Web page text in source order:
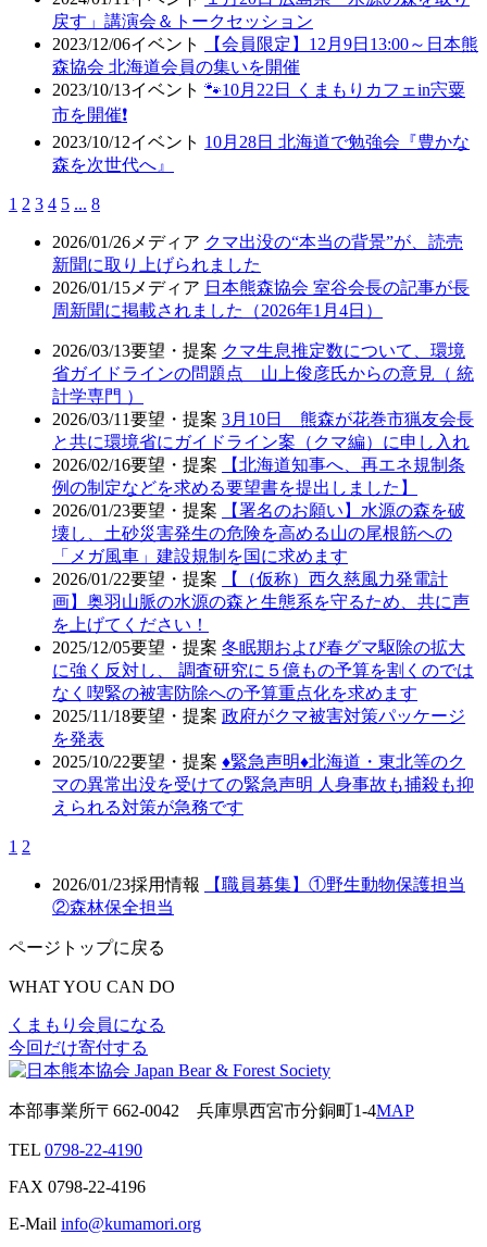
戻す」講演会＆トークセッション
2023/12/06イベント
【会員限定】12月9日13:00～日本熊
森協会 北海道会員の集いを開催
2023/10/13イベント 🐾10月22日 くまもりカフェin宍粟
市を開催❗
2023/10/12イベント 10月28日 北海道で勉強会『豊かな
森を次世代へ』
1 2 3 4 5 ... 8
2026/01/26 メディア クマ出没の“本当の背景”が、読売
新聞に取り上げられました
2026/01/15 メディア 日本熊森協会 室谷会長の記事が長
周新聞に掲載されました（2026年1月4日）
2026/03/13要望・提案 クマ生息推定数について、環境
省ガイドラインの問題点 山上俊彦氏からの意見（ 統
計学専門 ）
2026/03/11要望・提案 3月10日 熊森が花巻市猟友会長
と共に環境省にガイドライン案（クマ編）に申し入れ
2026/02/16要望・提案
【北海道知事へ、再エネ規制条
例の制定などを求める要望書を提出しました】
2026/01/23要望・提案
【署名のお願い】水源の森を破
壊し、土砂災害発生の危険を高める山の尾根筋への
「メガ風車」建設規制を国に求めます
2026/01/22要望・提案
【（仮称）西久慈風力発電計
画】奥羽山脈の水源の森と生態系を守るため、共に声
を上げてください！
2025/12/05要望・提案 冬眠期および春グマ駆除の拡大
に強く反対し、 調査研究に５億もの予算を割くのでは
なく喫緊の被害防除への予算重点化を求めます
2025/11/18要望・提案 政府がクマ被害対策パッケージ
を発表
2025/10/22要望・提案 ♦️緊急声明♦️北海道・東北等のク
マの異常出没を受けての緊急声明 人身事故も捕殺も抑
えられる対策が急務です
1 2
2026/01/23採用情報
【職員募集】①野生動物保護担当
②森林保全担当
ページトップに戻る
WHAT YOU CAN DO
くまもり会員になる
今回だけ寄付する
本部事業所〒662-0042 兵庫県西宮市分銅町1-4MAP
TEL 0798-22-4190
FAX 0798-22-4196
E-Mail info@kumamori.org